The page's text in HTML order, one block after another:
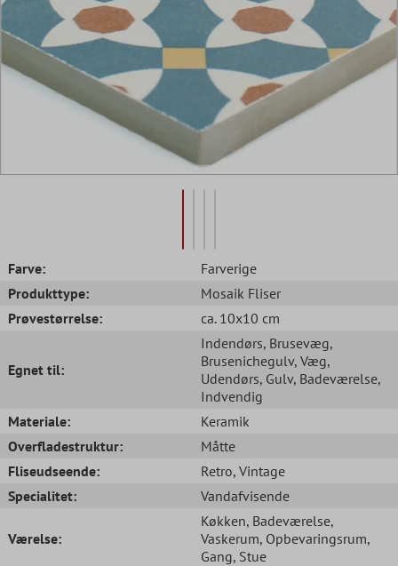
Farve:
Farverige
Produkttype:
Mosaik Fliser
Prøvestørrelse:
ca. 10x10 cm
Egnet til:
Indendørs, Brusevæg,
Brusenichegulv, Væg,
Udendørs, Gulv, Badeværelse,
Indvendig
Materiale:
Keramik
Overfladestruktur:
Måtte
Fliseudseende:
Retro, Vintage
Specialitet:
Vandafvisende
Værelse:
Køkken, Badeværelse,
Vaskerum, Opbevaringsrum,
Gang, Stue